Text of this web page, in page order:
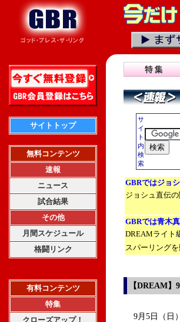
サイトトップ
無料コンテンツ
速報
ニュース
試合結果
その他
月間スケジュール
格闘リンク
有料コンテンツ
特集
クローズアップ！
サ
イ
ト
内
検
索
GBRではジョ
ジョシュ直伝
GBRでは青木
DREAMライト
スパーリング
【DREAM
9月5日（日